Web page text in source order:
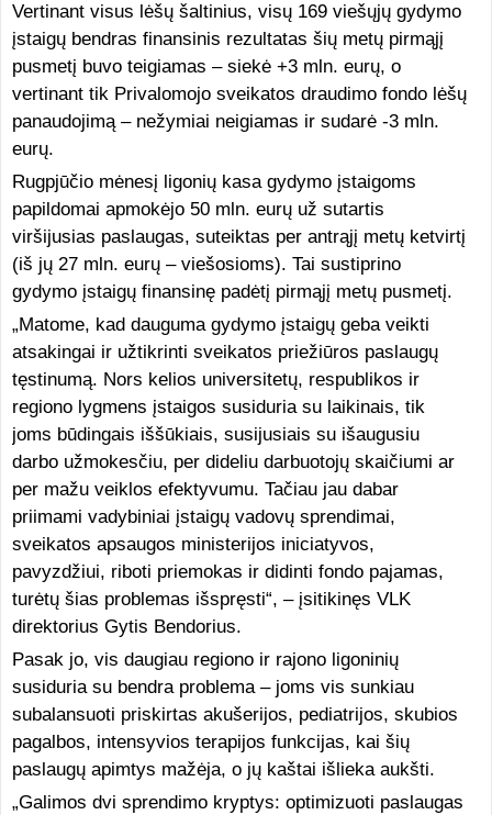
Vertinant visus lėšų šaltinius, visų 169 viešųjų gydymo
įstaigų bendras finansinis rezultatas šių metų pirmąjį
pusmetį buvo teigiamas – siekė +3 mln. eurų, o
vertinant tik Privalomojo sveikatos draudimo fondo lėšų
panaudojimą – nežymiai neigiamas ir sudarė -3 mln.
eurų.
Rugpjūčio mėnesį ligonių kasa gydymo įstaigoms
papildomai apmokėjo 50 mln. eurų už sutartis
viršijusias paslaugas, suteiktas per antrąjį metų ketvirtį
(iš jų 27 mln. eurų – viešosioms). Tai sustiprino
gydymo įstaigų finansinę padėtį pirmąjį metų pusmetį.
„Matome, kad dauguma gydymo įstaigų geba veikti
atsakingai ir užtikrinti sveikatos priežiūros paslaugų
tęstinumą. Nors kelios universitetų, respublikos ir
regiono lygmens įstaigos susiduria su laikinais, tik
joms būdingais iššūkiais, susijusiais su išaugusiu
darbo užmokesčiu, per dideliu darbuotojų skaičiumi ar
per mažu veiklos efektyvumu. Tačiau jau dabar
priimami vadybiniai įstaigų vadovų sprendimai,
sveikatos apsaugos ministerijos iniciatyvos,
pavyzdžiui, riboti priemokas ir didinti fondo pajamas,
turėtų šias problemas išspręsti“, – įsitikinęs VLK
direktorius Gytis Bendorius.
Pasak jo, vis daugiau regiono ir rajono ligoninių
susiduria su bendra problema – joms vis sunkiau
subalansuoti priskirtas akušerijos, pediatrijos, skubios
pagalbos, intensyvios terapijos funkcijas, kai šių
paslaugų apimtys mažėja, o jų kaštai išlieka aukšti.
„Galimos dvi sprendimo kryptys: optimizuoti paslaugas